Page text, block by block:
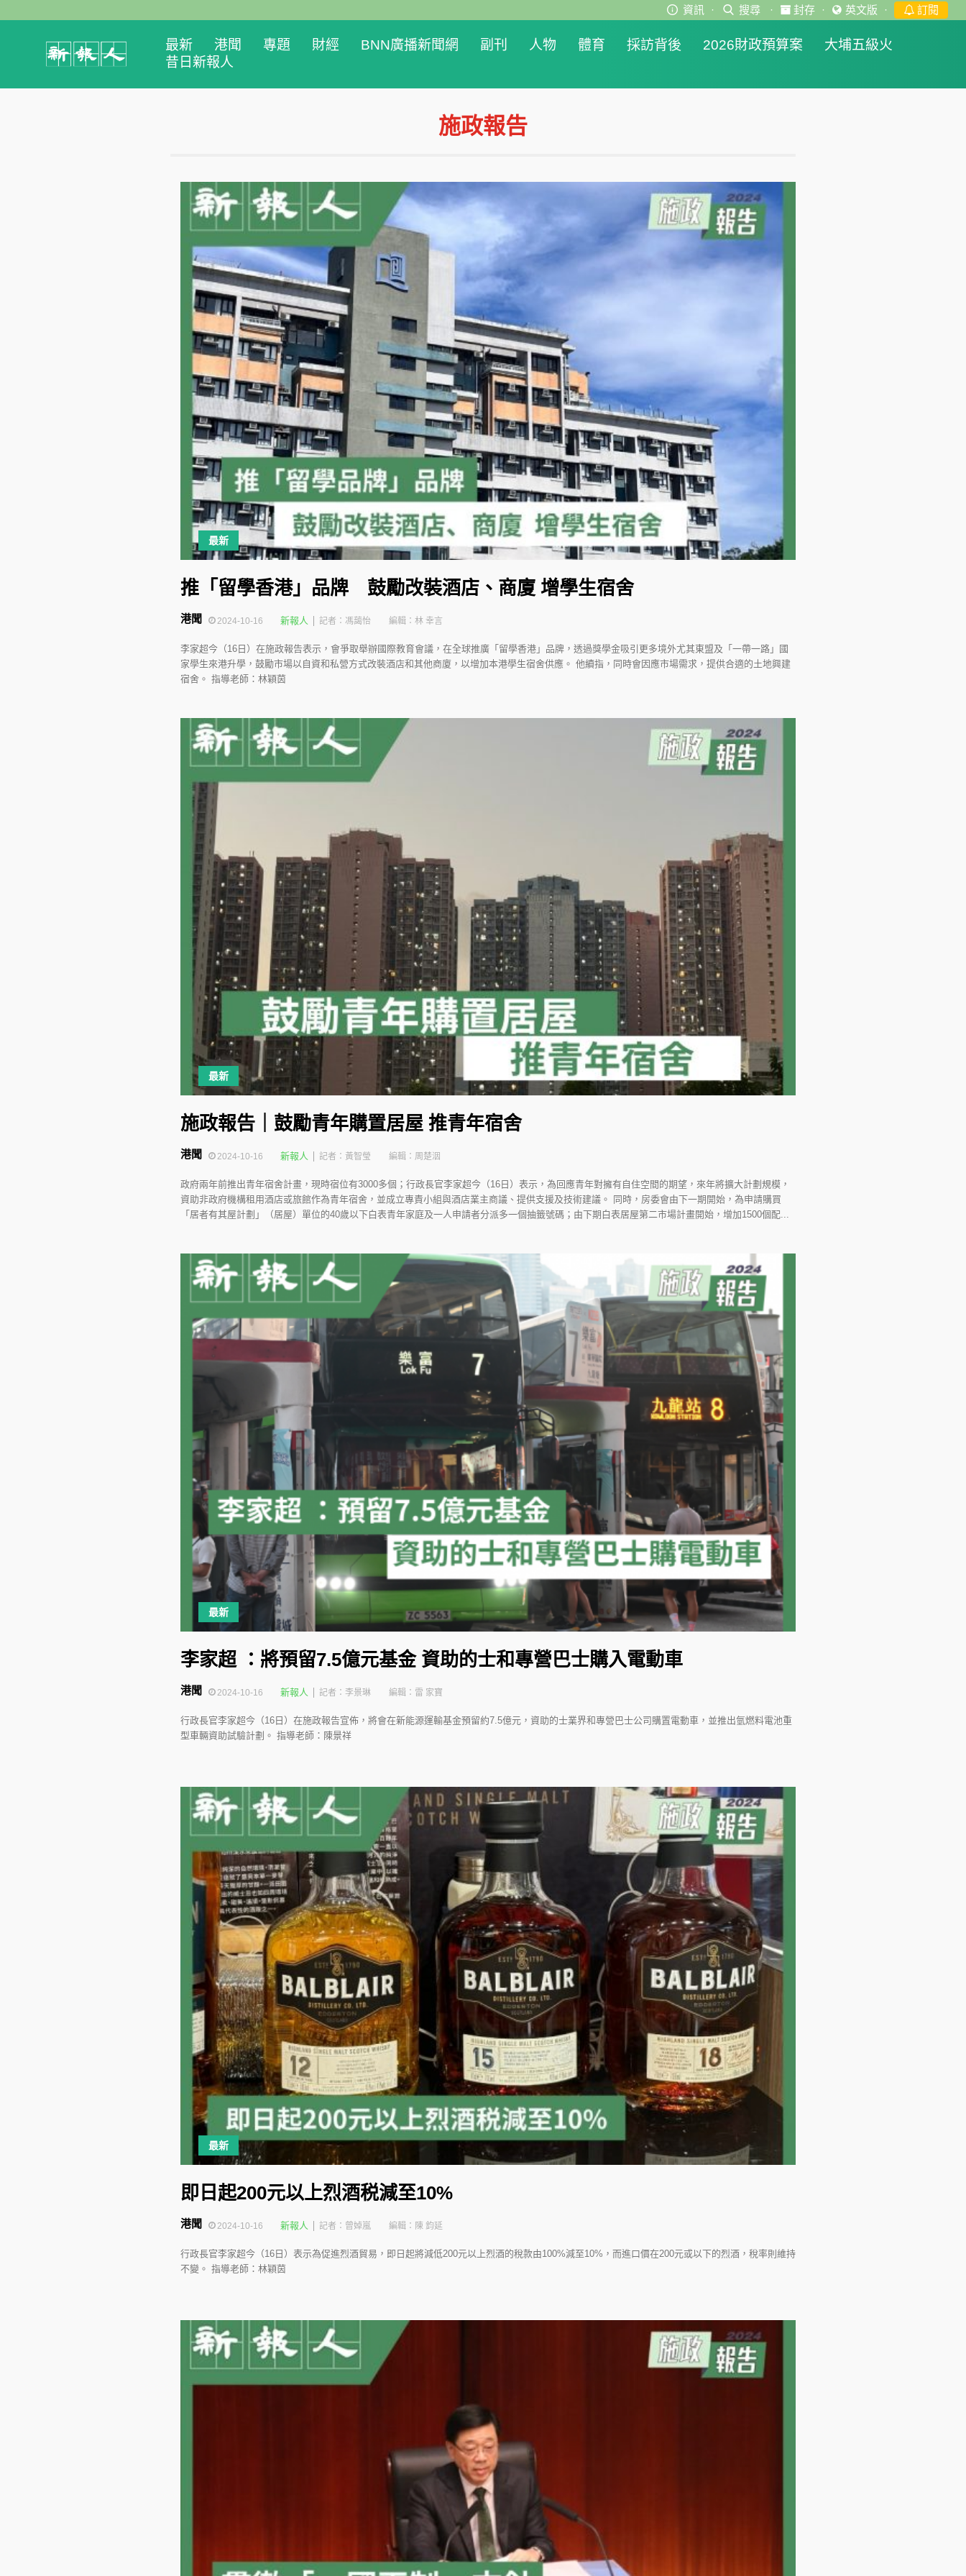
資訊 · 搜尋 · 封存 · 英文版 · 訂閱
最新 港聞 專題 財經 BNN廣播新聞網 副刊 人物 體育 採訪背後 2026財政預算案
大埔五級火
昔日新報人
施政報告
最新
推「留學香港」品牌 鼓勵改裝酒店、商廈 增學生宿舍
2024-10-16
港聞 新報人 記者：馮藹怡 編輯：林 幸言
李家超今（16日）在施政報告表示，會爭取舉辦國際教育會議，在全球推廣「留學香港」品牌，透過獎學金吸引更多境外尤其東盟及「一帶一路」國
家學生來港升學，鼓勵市場以自資和私營方式改裝酒店和其他商廈，以增加本港學生宿舍供應。 他續指，同時會因應市場需求，提供合適的土地興建
宿舍。 指導老師：林穎茵
最新
施政報告｜鼓勵青年購置居屋 推青年宿舍
2024-10-16
港聞 新報人 記者：黃智瑩 編輯：周楚洇
政府兩年前推出青年宿舍計畫，現時宿位有3000多個；行政長官李家超今（16日）表示，為回應青年對擁有自住空間的期望，來年將擴大計劃規模，
資助非政府機構租用酒店或旅館作為青年宿舍，並成立專責小組與酒店業主商議、提供支援及技術建議。 同時，房委會由下一期開始，為申請購買
「居者有其屋計劃」（居屋）單位的40歲以下白表青年家庭及一人申請者分派多一個抽籤號碼；由下期白表居屋第二市場計畫開始，增加1500個配...
最新
李家超 ：將預留7.5億元基金 資助的士和專營巴士購入電動車
2024-10-16
港聞 新報人 記者：李景琳 編輯：雷 家寶
行政長官李家超今（16日）在施政報告宣佈，將會在新能源運輸基金預留約7.5億元，資助的士業界和專營巴士公司購置電動車，並推出氫燃料電池重
型車輛資助試驗計劃。 指導老師：陳景祥
最新
即日起200元以上烈酒税減至10%
2024-10-16
港聞 新報人 記者：曾婥嵐 編輯：陳 鈞延
行政長官李家超今（16日）表示為促進烈酒貿易，即日起將減低200元以上烈酒的稅款由100%減至10%，而進口價在200元或以下的烈酒，稅率則維持
不變。 指導老師：林穎茵